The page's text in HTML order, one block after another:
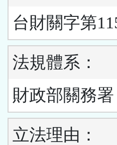
台財關字第
法規體系：
財政部關務署
立法理由：